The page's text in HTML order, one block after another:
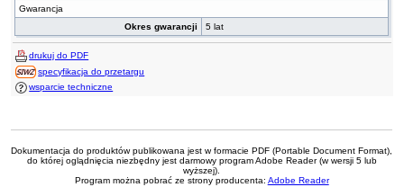
Gwarancja
Okres gwarancji
5 lat
drukuj do PDF
specyfikacja do przetargu
wsparcie techniczne
Dokumentacja do produktów publikowana jest w formacie PDF (Portable Document Format),
do której oglądnięcia niezbędny jest darmowy program Adobe Reader (w wersji 5 lub
wyższej).
Program można pobrać ze strony producenta: Adobe Reader